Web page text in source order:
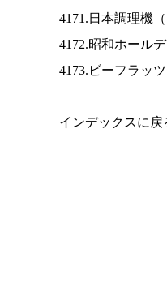
4171.日本調理機（
4172.昭和ホール
4173.ビーフラッ
インデックスに戻